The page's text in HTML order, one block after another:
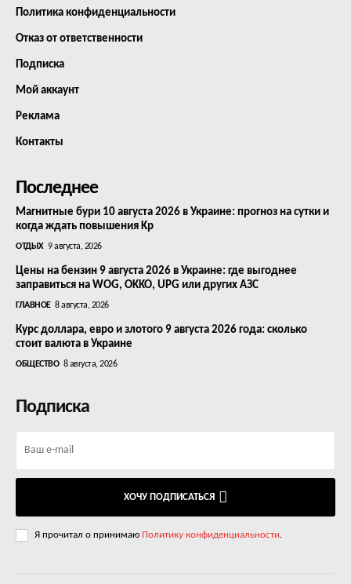
Политика конфиденциальности
Отказ от ответственности
Подписка
Мой аккаунт
Реклама
Контакты
Последнее
Магнитные бури 10 августа 2026 в Украине: прогноз на сутки и
когда ждать повышения Kp
ОТДЫХ 9 августа, 2026
Цены на бензин 9 августа 2026 в Украине: где выгоднее
заправиться на WOG, OKKO, UPG или других АЗС
ГЛАВНОЕ 8 августа, 2026
Курс доллара, евро и злотого 9 августа 2026 года: сколько
стоит валюта в Украине
ОБЩЕСТВО 8 августа, 2026
Подписка
ХОЧУ ПОДПИСАТЬСЯ
Я прочитал о принимаю Политику конфиденциальности.